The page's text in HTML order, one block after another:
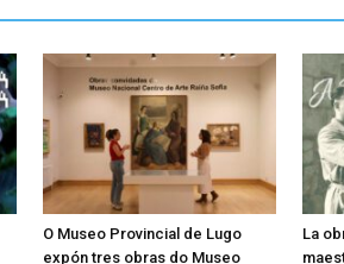
O Museo Provincial de Lugo
expón tres obras do Museo
La